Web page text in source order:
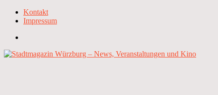
Kontakt
Impressum